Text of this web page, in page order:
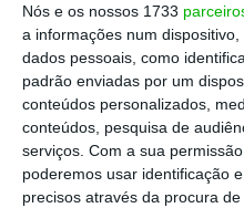
Nós e os nossos 1733
a informações num
dados pessoais, como
padrão enviadas por um
conteúdos personalizados,
conteúdos, pesquisa de
serviços. Com a sua
poderemos usar identificação
precisos através da procura
dimensão e
“A baixa alocação
direto da visão ainda
muitas organizações,
centro de custos e não
lê-se no estudo.